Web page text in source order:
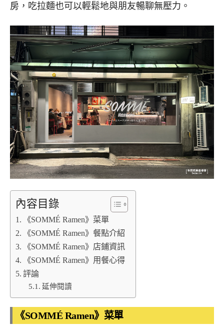
房，吃拉麵也可以輕鬆地與朋友暢聊無壓力。
內容目錄
《SOMMÉ Ramen》菜單
《SOMMÉ Ramen》餐點介紹
《SOMMÉ Ramen》店鋪資訊
《SOMMÉ Ramen》用餐心得
評論
延伸閱讀
《SOMMÉ Ramen》菜單